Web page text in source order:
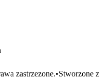
zastrzezone.•Stworzone z